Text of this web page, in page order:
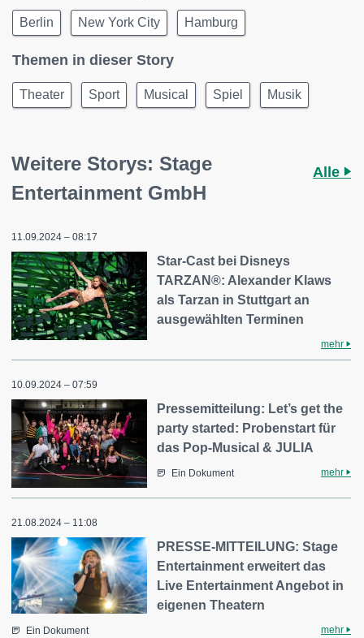
Berlin New York City Hamburg
Themen in dieser Story
Theater Sport Musical Spiel Musik
Weitere Storys: Stage
Entertainment GmbH
Alle
11.09.2024 – 08:17
Star-Cast bei Disneys
TARZAN®: Alexander Klaws
als Tarzan in Stuttgart an
ausgewählten Terminen
mehr
10.09.2024 – 07:59
Pressemitteilung: Let’s get the
party started: Probenstart für
das Pop-Musical & JULIA
Ein Dokument mehr
21.08.2024 – 11:08
PRESSE-MITTEILUNG: Stage
Entertainment erweitert das
Live Entertainment Angebot in
eigenen Theatern
Ein Dokument mehr